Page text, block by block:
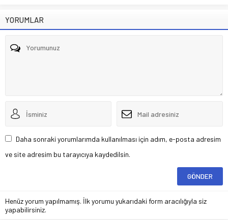
YORUMLAR
Daha sonraki yorumlarımda kullanılması için adım, e-posta adresim
ve site adresim bu tarayıcıya kaydedilsin.
Henüz yorum yapılmamış. İlk yorumu yukarıdaki form aracılığıyla siz
yapabilirsiniz.